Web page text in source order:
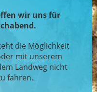
wir uns für
die Möglichkeit
mit unserem
Landweg nicht
fahren.